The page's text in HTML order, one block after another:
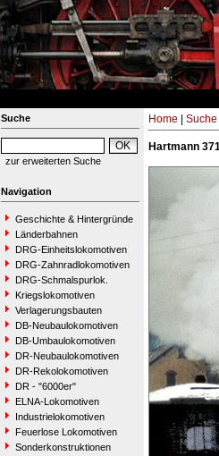
Suche
zur erweiterten Suche
Navigation
Geschichte & Hintergründe
Länderbahnen
DRG-Einheitslokomotiven
DRG-Zahnradlokomotiven
DRG-Schmalspurlok.
Kriegslokomotiven
Verlagerungsbauten
DB-Neubaulokomotiven
DB-Umbaulokomotiven
DR-Neubaulokomotiven
DR-Rekolokomotiven
DR - "6000er"
ELNA-Lokomotiven
Industrielokomotiven
Feuerlose Lokomotiven
Sonderkonstruktionen
Home Suche
Hartmann